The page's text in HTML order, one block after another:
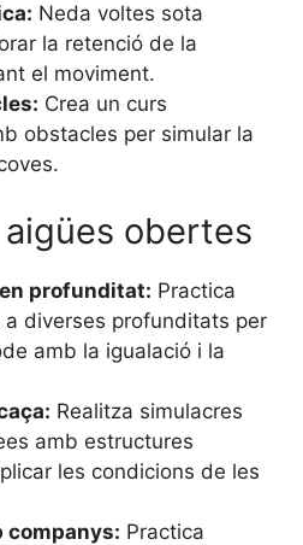
Neda voltes sota
la retenció de la
el moviment.
Crea un curs
obstacles per simular la
obertes
profunditat: Practica
diverses profunditats per
amb la igualació i la
Realitza simulacres
amb estructures
les condicions de les
companys: Practica